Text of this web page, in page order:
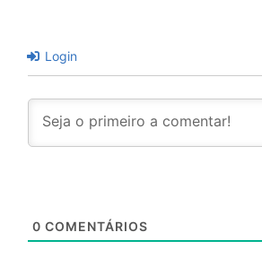
Login
0 COMENTÁRIOS